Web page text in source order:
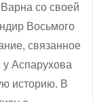
со своей
Восьмого
связанное
Аспарухова
историю. В